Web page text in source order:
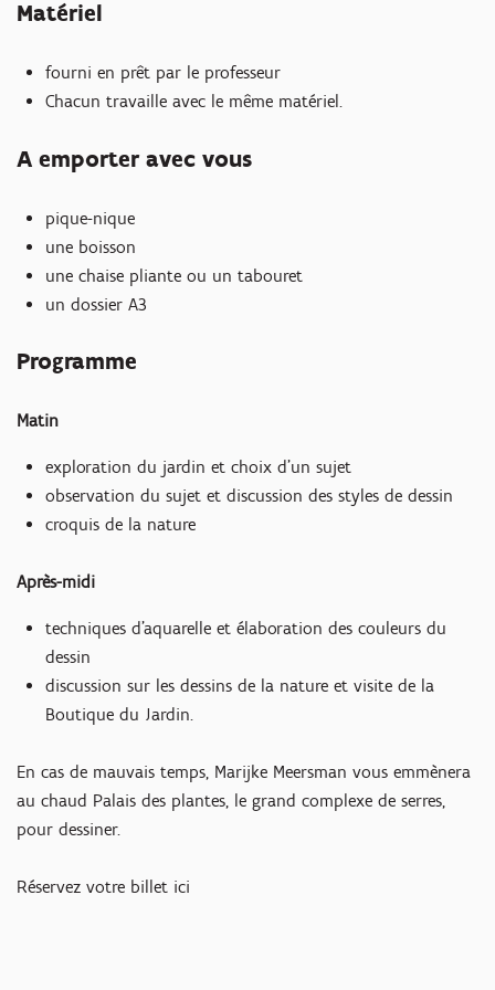
Matériel
fourni en prêt par le professeur
Chacun travaille avec le même matériel.
A emporter avec vous
pique-nique
une boisson
une chaise pliante ou un tabouret
un dossier A3
Programme
Matin
exploration du jardin et choix d'un sujet
observation du sujet et discussion des styles de dessin
croquis de la nature
Après-midi
techniques d'aquarelle et élaboration des couleurs du
dessin
discussion sur les dessins de la nature et visite de la
Boutique du Jardin.
En cas de mauvais temps, Marijke Meersman vous emmènera
au chaud Palais des plantes, le grand complexe de serres,
pour dessiner.
Réservez votre billet ici
Zoomer